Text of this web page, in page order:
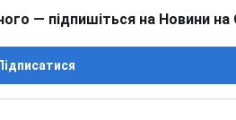
— підпишіться на Новини на